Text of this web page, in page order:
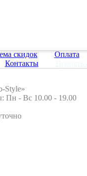
скидок
Оплата
Контакты
Style»
Пн - Вс 10.00 - 19.00